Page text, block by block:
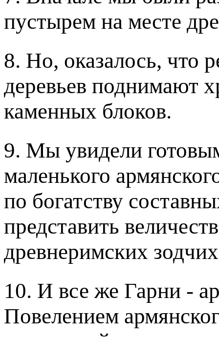
пустырем на месте
8. Но, оказалось, что
деревьев поднимают
каменных блоков.
9. Мы увидели
маленького
по богатству
представить
древнеримских
10. И все же Гарни -
Повелением